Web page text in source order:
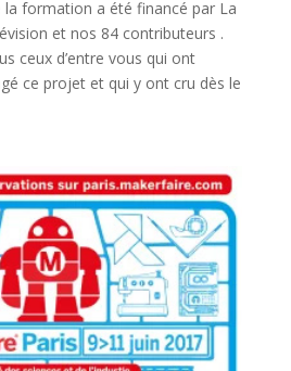
la formation a été financé par La
et nos 84 contributeurs .
ceux d’entre vous qui ont
ce projet et qui y ont cru dès le